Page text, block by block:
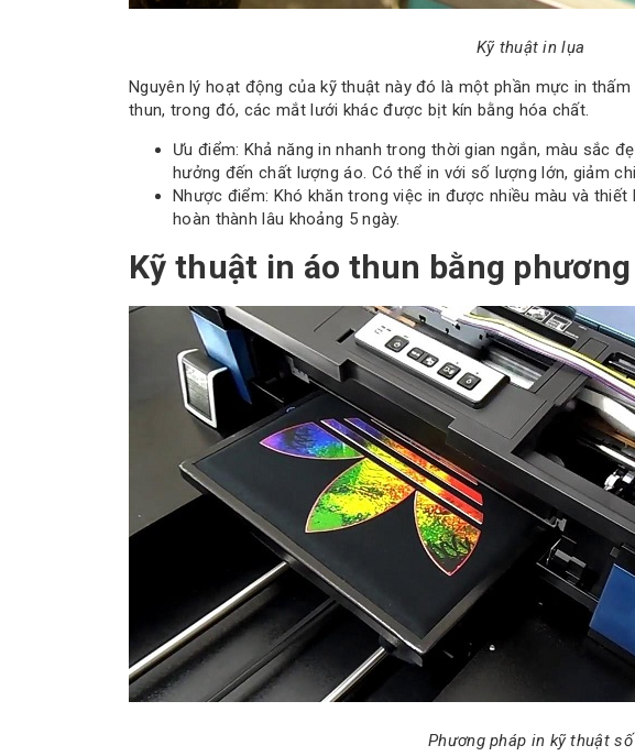
Kỹ thuật in lụa
Nguyên lý hoạt động của kỹ thuật này đó là một phần mực in
thun, trong đó, các mắt lưới khác được bịt kín bằng hóa chất.
Ưu điểm: Khả năng in nhanh trong thời gian ngắn, màu sắc
hưởng đến chất lượng áo. Có thể in với số lượng lớn, giảm chi
Nhược điểm: Khó khăn trong việc in được nhiều màu và
hoàn thành lâu khoảng 5 ngày.
Kỹ thuật in áo thun bằng
Phương pháp in kỹ thuật số